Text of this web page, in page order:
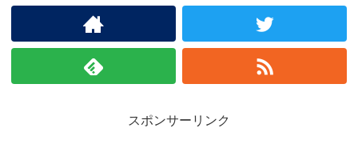
スポンサーリンク